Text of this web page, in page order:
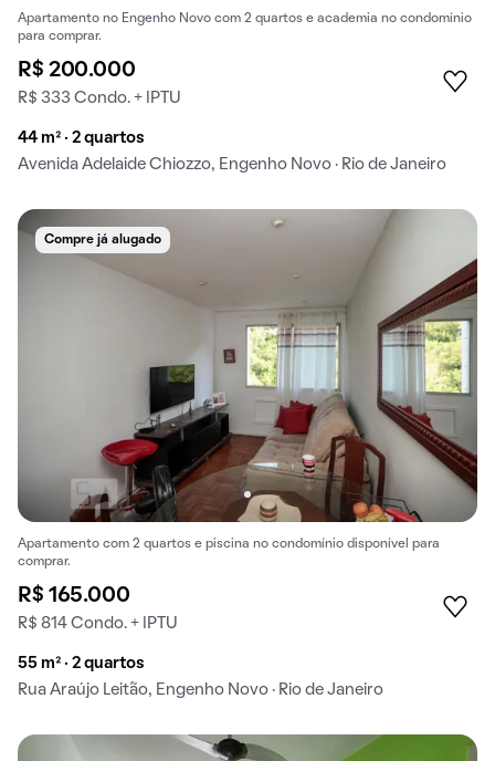
Apartamento no Engenho Novo com 2 quartos e academia no condomínio
para comprar.
R$ 200.000
R$ 333 Condo. + IPTU
44 m² · 2 quartos
Avenida Adelaide Chiozzo, Engenho Novo · Rio de Janeiro
Compre já alugado
Apartamento com 2 quartos e piscina no condomínio disponível para
comprar.
R$ 165.000
R$ 814 Condo. + IPTU
55 m² · 2 quartos
Rua Araújo Leitão, Engenho Novo · Rio de Janeiro